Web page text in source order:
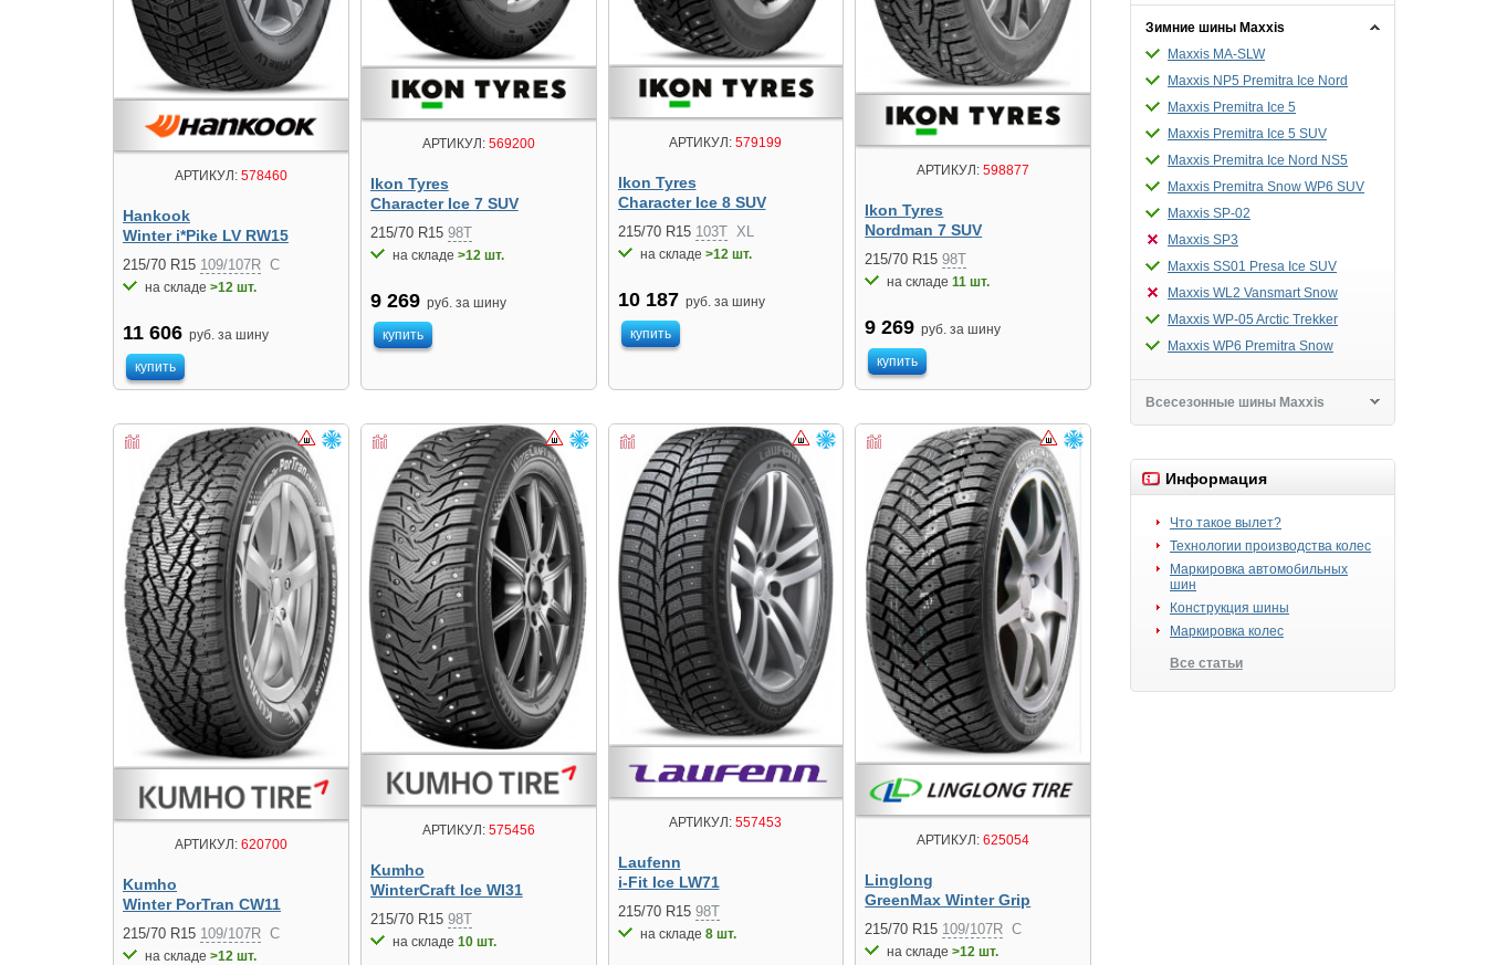
Зимние шины Maxxis
Maxxis MA-SLW
Maxxis NP5 Premitra Ice Nord
Maxxis Premitra Ice 5
Maxxis Premitra Ice 5 SUV
Maxxis Premitra Ice Nord NS5
Maxxis Premitra Snow WP6 SUV
Maxxis SP-02
Maxxis SP3
Maxxis SS01 Presa Ice SUV
Maxxis WL2 Vansmart Snow
Maxxis WP-05 Arctic Trekker
Maxxis WP6 Premitra Snow
Всесезонные шины Maxxis
Информация
Что такое вылет?
Технологии производства колес
Маркировка автомобильных
шин
Конструкция шины
Маркировка колес
Все статьи
АРТИКУЛ:578460
Hankook
Winter i*Pike LV RW15
215/70 R15 109/107R C
на складе >12 шт.
11 606 руб. за шину
купить
АРТИКУЛ:569200
Ikon Tyres
Character Ice 7 SUV
215/70 R15 98T
на складе >12 шт.
9 269 руб. за шину
купить
АРТИКУЛ: 579199
Ikon Tyres
Character Ice 8 SUV
215/70 R15 103T XL
на складе >12 шт.
10 187 руб. за шину
купить
АРТИКУЛ: 598877
Ikon Tyres
Nordman 7 SUV
215/70 R1598T
на складе11 шт.
9 269 руб. за шину
купить
АРТИКУЛ:620700
Kumho
Winter PorTran CW11
215/70 R15 109/107R C
на складе >12 шт.
АРТИКУЛ:575456
Kumho
WinterCraft Ice WI31
215/70 R15 98T
на складе 10 шт.
АРТИКУЛ: 557453
Laufenn
i-Fit Ice LW71
215/70 R15 98T
на складе 8 шт.
АРТИКУЛ: 625054
Linglong
GreenMax Winter Grip
215/70 R15 109/107R C
на складе>12 шт.